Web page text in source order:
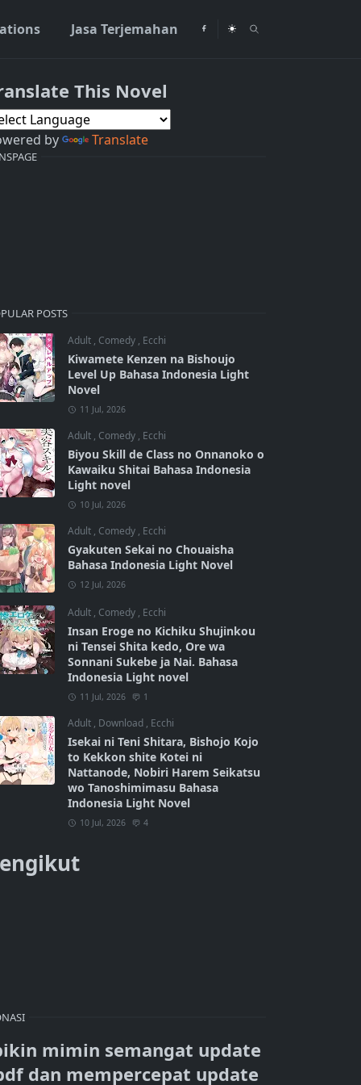
Jasa Terjemahan
This Novel
by Translate
POSTS
Adult , Comedy , Ecchi
Kiwamete Kenzen na Bishoujo
Level Up Bahasa Indonesia Light
Novel
11 Jul, 2026
Adult , Comedy , Ecchi
Biyou Skill de Class no Onnanoko o
Kawaiku Shitai Bahasa Indonesia
Light novel
10 Jul, 2026
Adult , Comedy , Ecchi
Gyakuten Sekai no Chouaisha
Bahasa Indonesia Light Novel
12 Jul, 2026
Adult , Comedy , Ecchi
Insan Eroge no Kichiku Shujinkou
ni Tensei Shita kedo, Ore wa
Sonnani Sukebe ja Nai. Bahasa
Indonesia Light novel
11 Jul, 2026 1
Adult , Download , Ecchi
Isekai ni Teni Shitara, Bishojo Kojo
to Kekkon shite Kotei ni
Nattanode, Nobiri Harem Seikatsu
wo Tanoshimimasu Bahasa
Indonesia Light Novel
10 Jul, 2026 4
mimin semangat update
dan mempercepat update